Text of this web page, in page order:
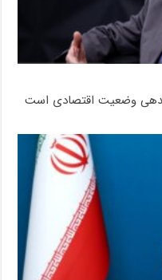
وضعیت اقتصادی است